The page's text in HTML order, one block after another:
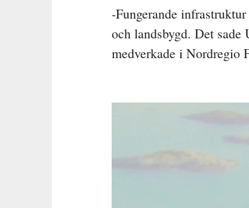
-Fungerande
och landsbygd. Det
medverkade i Nordregio